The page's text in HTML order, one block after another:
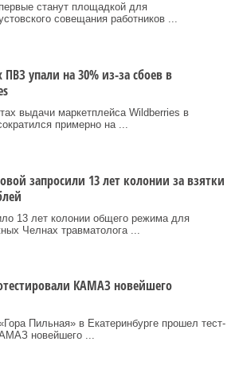
станут площадкой для
совещания работников ...
упали на 30% из-за сбоев в
выдачи маркетплейса Wildberries в
примерно на ...
запросили 13 лет колонии за взятки
13 лет колонии общего режима для
Челнах травматолога ...
КАМАЗ новейшего
Пильная» в Екатеринбурге прошел тест-
новейшего ...